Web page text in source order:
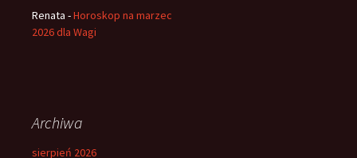
Renata -Horoskop na marzec
2026 dla Wagi
Archiwa
sierpień 2026